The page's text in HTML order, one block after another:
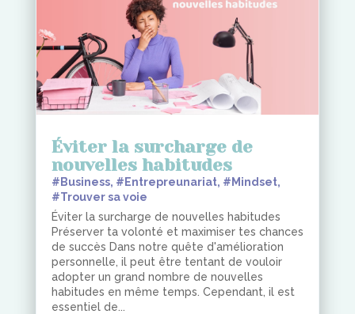
Éviter la surcharge de
nouvelles habitudes
#Business, #Entrepreunariat, #Mindset,
#Trouver sa voie
Éviter la surcharge de nouvelles habitudes
Préserver ta volonté et maximiser tes chances
de succès Dans notre quête d'amélioration
personnelle, il peut être tentant de vouloir
adopter un grand nombre de nouvelles
habitudes en même temps. Cependant, il est
essentiel de...